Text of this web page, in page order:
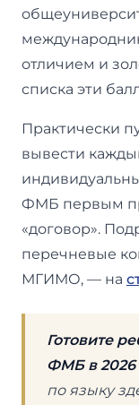
отличием и
списка эти
Практически
вывести
ФМБ первым
«договор».
перечневые
МГИМО, — на
Готовите
ФМБ в 2026
по языку